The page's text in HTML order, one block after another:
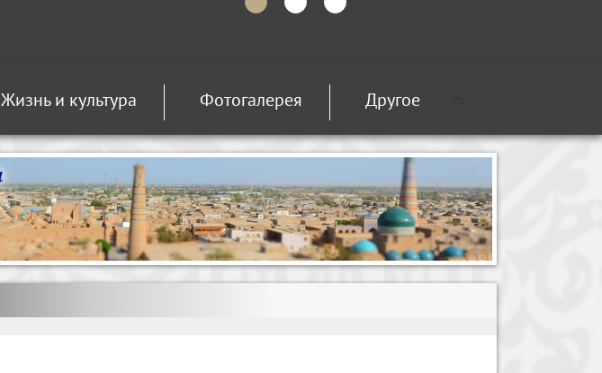
Жизнь и культура Фотогалерея Другое